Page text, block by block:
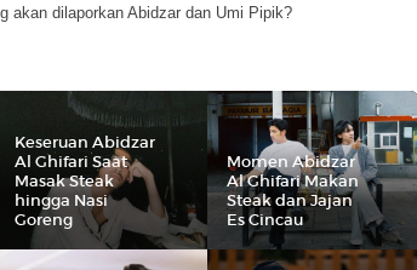
akan dilaporkan Abidzar dan Umi Pipik?
Keseruan Abidzar
Al Ghifari Saat
Masak Steak
hingga Nasi
Goreng
Momen Abidzar
Al Ghifari Makan
Steak dan Jajan
Es Cincau